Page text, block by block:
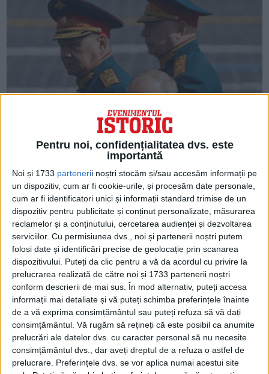
Pentru noi, confidențialitatea dvs. este
importantă
Noi și 1733 partenerii noștri stocăm și/sau accesăm informații pe
un dispozitiv, cum ar fi cookie-urile, și procesăm date personale,
cum ar fi identificatori unici și informații standard trimise de un
dispozitiv pentru publicitate și conținut personalizate, măsurarea
reclamelor și a conținutului, cercetarea audienței și dezvoltarea
serviciilor. Cu permisiunea dvs., noi și partenerii noștri putem
folosi date și identificări precise de geolocație prin scanarea
dispozitivului. Puteți da clic pentru a vă da acordul cu privire la
prelucrarea realizată de către noi și 1733 partenerii noștri
conform descrierii de mai sus. În mod alternativ, puteți accesa
informații mai detaliate și vă puteți schimba preferințele înainte
de a vă exprima consimțământul sau puteți refuza să vă dați
consimțământul. Vă rugăm să rețineți că este posibil ca anumite
prelucrări ale datelor dvs. cu caracter personal să nu necesite
consimțământul dvs., dar aveți dreptul de a refuza o astfel de
prelucrare. Preferințele dvs. se vor aplica numai acestui site
Vladimir Putin, ofițer KGB și modernizator al serviciilor de
Vladimir Putin are o carieră lungă și plină de istorie în KGB,
polița secretă a fostei...
ARTICOLE ONLINE
A doua arestare în scandalul spionajului rusesc la agenția
germană de informații